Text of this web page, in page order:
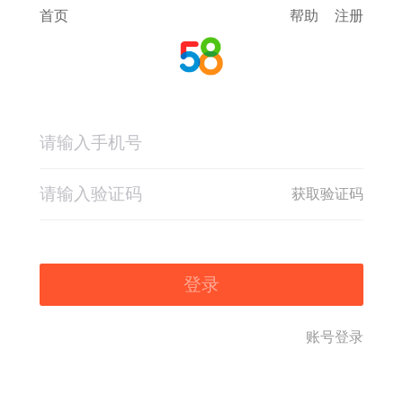
首页 帮助 注册
获取验证码
登录
账号登录